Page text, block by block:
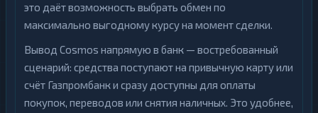
это даёт возможность выбрать обмен по
максимально выгодному курсу на момент сделки.
Вывод Cosmos напрямую в банк — востребованный
сценарий: средства поступают на привычную карту или
счёт Газпромбанк и сразу доступны для оплаты
покупок, переводов или снятия наличных. Это удобнее,